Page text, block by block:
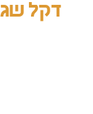
דקל